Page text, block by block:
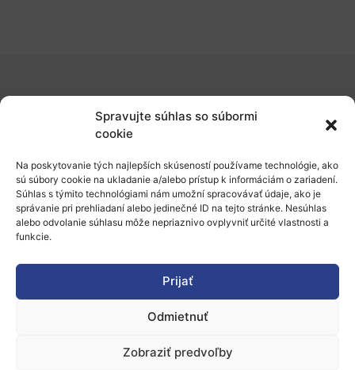
Spravujte súhlas so súbormi
cookie
Na poskytovanie tých najlepších skúseností používame technológie, ako
sú súbory cookie na ukladanie a/alebo prístup k informáciám o zariadení.
Súhlas s týmito technológiami nám umožní spracovávať údaje, ako je
správanie pri prehliadaní alebo jedinečné ID na tejto stránke. Nesúhlas
alebo odvolanie súhlasu môže nepriaznivo ovplyvniť určité vlastnosti a
funkcie.
Prijať
Odmietnuť
Zobraziť predvoľby
Financovanie a podpora
Stáže a pobyty
Novinky
úniou v rámci Programu Slovensko. Portál
prevádzkuje Centrum vedecko-technických